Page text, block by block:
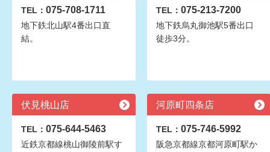
TEL： 075-708-1711
地下鉄北山駅4番出口直
結。
TEL： 075-213-7200
地下鉄烏丸御池駅5番出口
徒歩3分。
伏見桃山店
TEL： 075-644-5463
近鉄京都線桃山御陵前駅す
河原町四条店
TEL： 075-746-5992
阪急京都線京都河原町駅か